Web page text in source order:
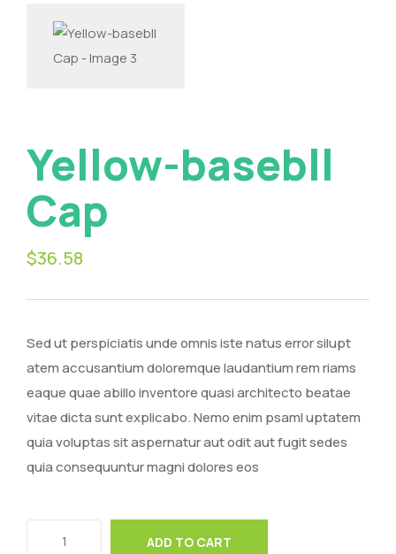
Yellow-basebll
Cap
$36.58
Sed ut perspiciatis unde omnis iste natus error silupt
atem accusantium doloremque laudantium rem riams
eaque quae abillo inventore quasi architecto beatae
vitae dicta sunt explicabo. Nemo enim psaml uptatem
quia voluptas sit aspernatur aut odit aut fugit sedes
quia consequuntur magni dolores eos
ADD TO CART